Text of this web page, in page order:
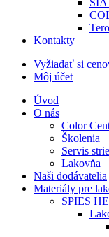
Kontakty
Vyžiadať si
Môj účet
Úvod
O nás
Color
Školenia
Servis
Lakovňa
Naši dodávatelia
Materiály pre
SPIES